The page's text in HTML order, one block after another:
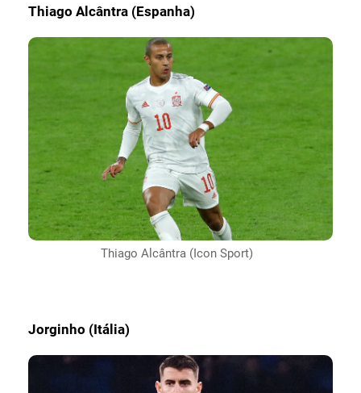
Thiago Alcântra (Espanha)
Thiago Alcântra (Icon Sport)
Jorginho (Itália)